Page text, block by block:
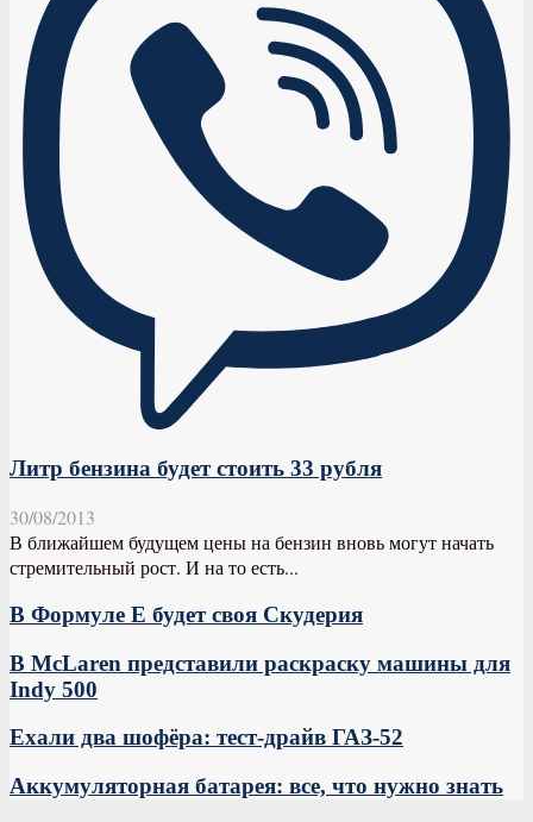
Литр бензина будет стоить 33 рубля
30/08/2013
В ближайшем будущем цены на бензин вновь могут начать
стремительный рост. И на то есть...
В Формуле E будет своя Скудерия
В McLaren представили раскраску машины для
Indy 500
Ехали два шофёра: тест-драйв ГАЗ-52
Аккумуляторная батарея: все, что нужно знать